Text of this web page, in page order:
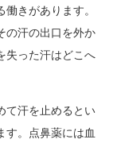
きがあります。
の汗の出口を外か
失った汗はどこへ
て汗を止めるとい
す。点鼻薬には血